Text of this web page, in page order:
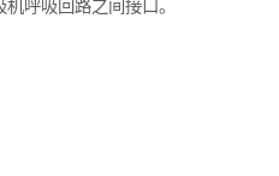
呼吸回路之间接口。